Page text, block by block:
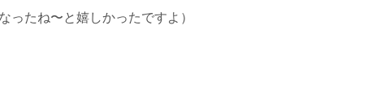
ったね〜と嬉しかったですよ）